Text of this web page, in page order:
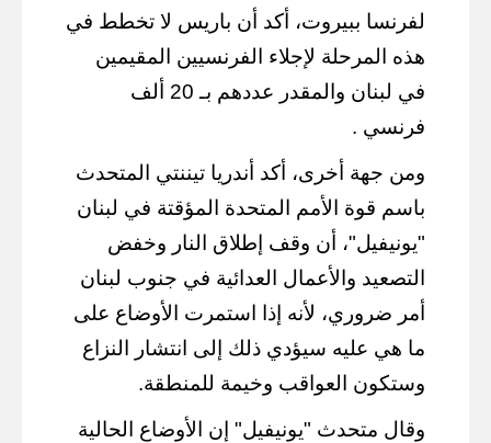
لفرنسا ببيروت، أكد أن باريس لا تخطط في
هذه المرحلة لإجلاء الفرنسيين المقيمين
في لبنان والمقدر عددهم بـ 20 ألف
فرنسي .
ومن جهة أخرى، أكد أندريا تيننتي المتحدث
باسم قوة الأمم المتحدة المؤقتة في لبنان
"يونيفيل"، أن وقف إطلاق النار وخفض
التصعيد والأعمال العدائية في جنوب لبنان
أمر ضروري، لأنه إذا استمرت الأوضاع على
ما هي عليه سيؤدي ذلك إلى انتشار النزاع
وستكون العواقب وخيمة للمنطقة.
وقال متحدث "يونيفيل" إن الأوضاع الحالية